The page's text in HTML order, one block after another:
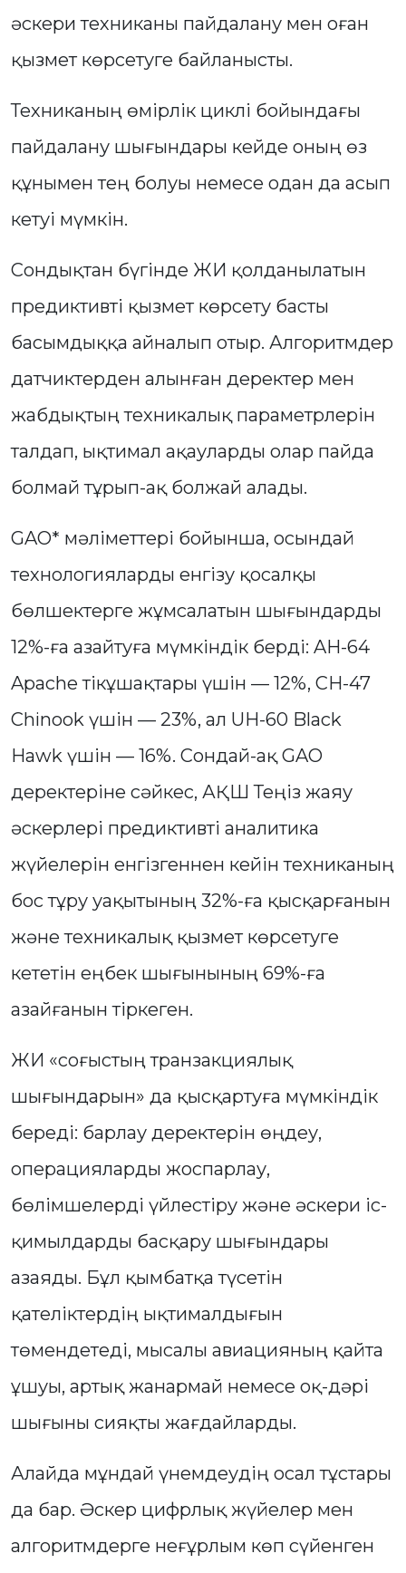
әскери техниканы пайдалану мен оған
қызмет көрсетуге байланысты.
Техниканың өмірлік циклі бойындағы
пайдалану шығындары кейде оның өз
құнымен тең болуы немесе одан да асып
кетуі мүмкін.
Сондықтан бүгінде ЖИ қолданылатын
предиктивті қызмет көрсету басты
басымдыққа айналып отыр. Алгоритмдер
датчиктерден алынған деректер мен
жабдықтың техникалық параметрлерін
талдап, ықтимал ақауларды олар пайда
болмай тұрып-ақ болжай алады.
GAO* мәліметтері бойынша, осындай
технологияларды енгізу қосалқы
бөлшектерге жұмсалатын шығындарды
12%-ға азайтуға мүмкіндік берді: AH-64
Apache тікұшақтары үшін — 12%, CH-47
Chinook үшін — 23%, ал UH-60 Black
Hawk үшін — 16%. Сондай-ақ GAO
деректеріне сәйкес, АҚШ Теңіз жаяу
әскерлері предиктивті аналитика
жүйелерін енгізгеннен кейін техниканың
бос тұру уақытының 32%-ға қысқарғанын
және техникалық қызмет көрсетуге
кететін еңбек шығынының 69%-ға
азайғанын тіркеген.
ЖИ «соғыстың транзакциялық
шығындарын» да қысқартуға мүмкіндік
береді: барлау деректерін өңдеу,
операцияларды жоспарлау,
бөлімшелерді үйлестіру және әскери іс-
қимылдарды басқару шығындары
азаяды. Бұл қымбатқа түсетін
қателіктердің ықтималдығын
төмендетеді, мысалы авиацияның қайта
ұшуы, артық жанармай немесе оқ-дәрі
шығыны сияқты жағдайларды.
Алайда мұндай үнемдеудің осал тұстары
да бар. Әскер цифрлық жүйелер мен
алгоритмдерге неғұрлым көп сүйенген